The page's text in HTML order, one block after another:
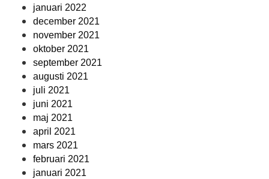
januari 2022
december 2021
november 2021
oktober 2021
september 2021
augusti 2021
juli 2021
juni 2021
maj 2021
april 2021
mars 2021
februari 2021
januari 2021